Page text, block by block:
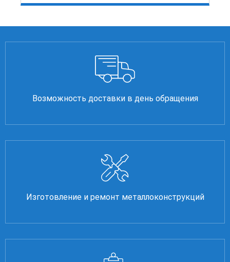
Возможность доставки в день обращения
Изготовление и ремонт металлоконструкций